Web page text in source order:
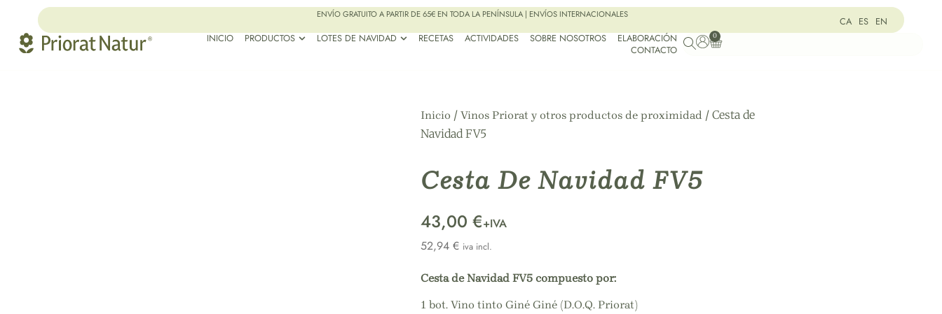
ENVÍO GRATUITO A PARTIR DE 65€ EN TODA LA PENÍNSULA | ENVÍOS INTERNACIONALES
CA ES EN
INICIO
PRODUCTOS LOTES DE NAVIDAD RECETAS ACTIVIDADES SOBRE NOSOTROS
ELABORACIÓN
CONTACTO
0
Inicio / Vinos Priorat y otros productos de proximidad / Cesta de
Navidad FV5
Cesta De Navidad FV5
43,00 €+IVA
52,94 € iva incl.
Cesta de Navidad FV5 compuesto por:
1 bot. Vino tinto Giné Giné (D.O.Q. Priorat)